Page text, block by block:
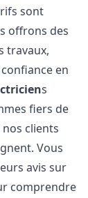
sont
offrons des
travaux,
en
s
fiers de
clients
Vous
avis sur
comprendre